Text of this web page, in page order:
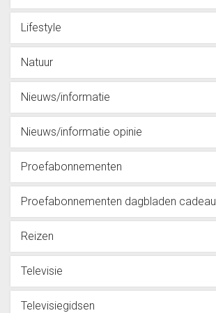
Lifestyle
Natuur
Nieuws/informatie
Nieuws/informatie opinie
Proefabonnementen
Proefabonnementen dagbladen cadeau
Reizen
Televisie
Televisiegidsen